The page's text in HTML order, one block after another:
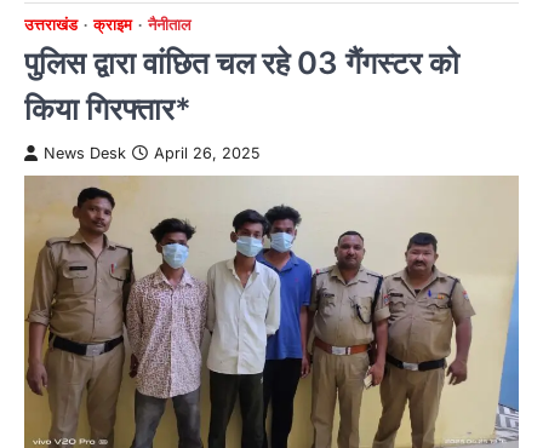
उत्तराखंड क्राइम नैनीताल
पुलिस द्वारा वांछित चल रहे 03 गैंगस्टर को
किया गिरफ्तार*
News Desk April 26, 2025